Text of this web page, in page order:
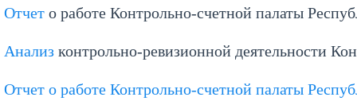
Отчет о работе Контрольно-счетной палаты
Анализ контрольно-ревизионной деятельности
Отчет о работе Контрольно-счетной палаты